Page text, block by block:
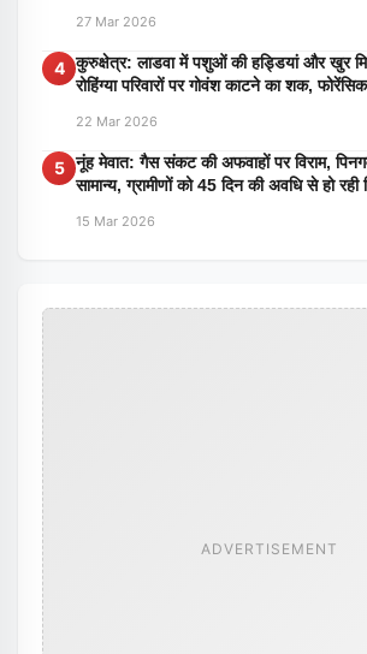
27 Mar 2026
4 कुरुक्षेत्र: लाडवा में पशुओं की हड्डियां और खुर
रोहिंग्या परिवारों पर गोवंश काटने का शक,
22 Mar 2026
5 नूंह मेवात: गैस संकट की अफवाहों पर विराम,
सामान्य, ग्रामीणों को 45 दिन की अवधि से हो रही
15 Mar 2026
ADVERTISEMENT